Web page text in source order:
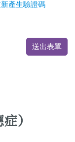
產生驗證碼
送出表單
）